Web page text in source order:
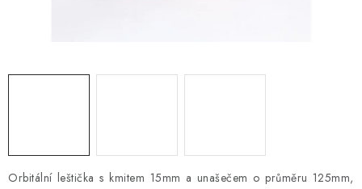
BYDLENÍ
Orbitální leštička s kmitem 15mm a unašečem o průměru 125mm,